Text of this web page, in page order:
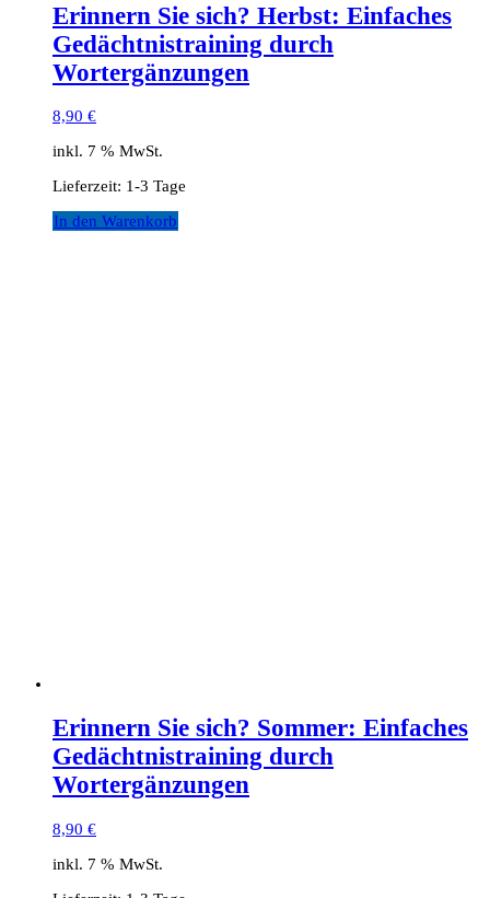
Erinnern Sie sich? Herbst: Einfaches
Gedächtnistraining durch
Wortergänzungen
8,90 €
inkl. 7 % MwSt.
Lieferzeit: 1-3 Tage
In den Warenkorb
Erinnern Sie sich? Sommer: Einfaches
Gedächtnistraining durch
Wortergänzungen
8,90 €
inkl. 7 % MwSt.